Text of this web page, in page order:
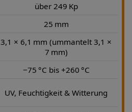
über 249 Kp
25 mm
3,1 × 6,1 mm (ummantelt 3,1 ×
7 mm)
−75 °C bis +260 °C
UV, Feuchtigkeit & Witterung